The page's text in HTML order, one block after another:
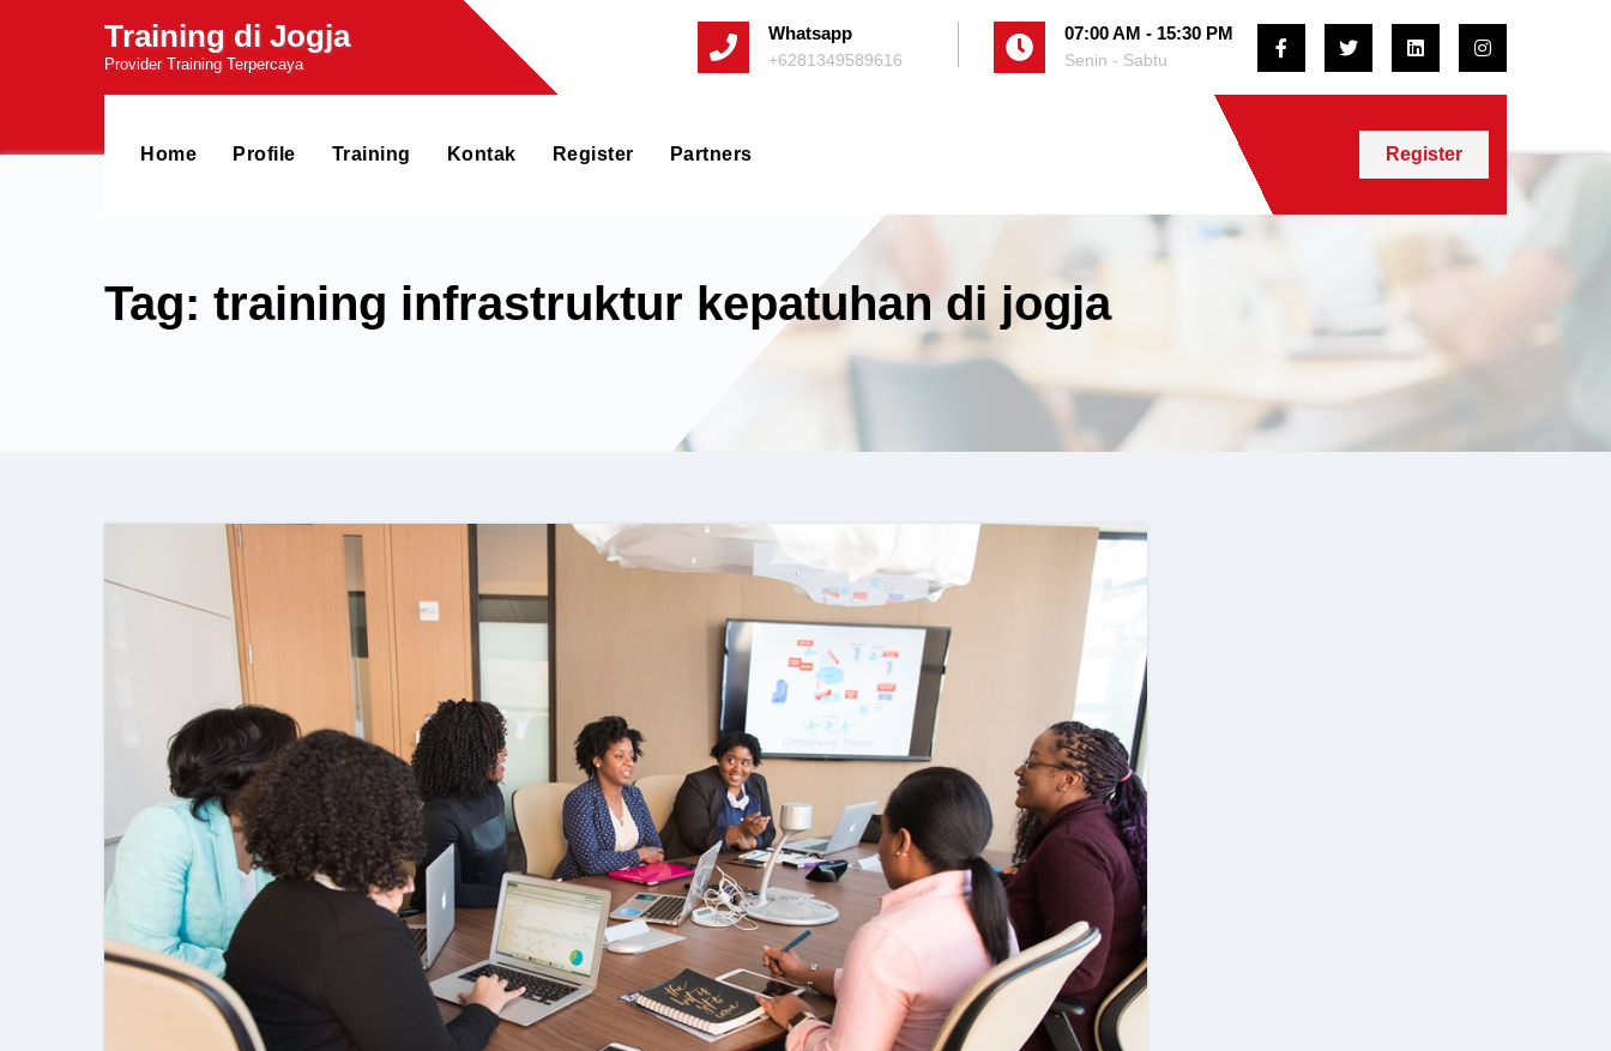
Training di Jogja
Provider Training Terpercaya
Whatsapp
+6281349589616
07:00 AM - 15:30 PM
Senin - Sabtu
Home Profile Training Kontak Register Partners Register
Tag: training infrastruktur kepatuhan di jogja